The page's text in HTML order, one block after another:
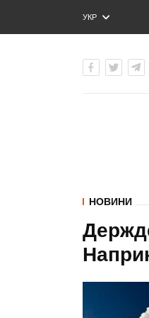
УКР
ENG
НОВИНИ